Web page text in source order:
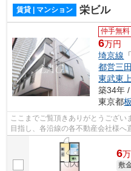
賃貸 | マンション 栄ビル
仲手無料
6万円
埼京線
都営三
東武東
築34年
東京都
ここまでご覧頂きありがとうござい
目指し、各沿線の各不動産会社様
様へ提供しております！最新の情報は
6万
敷